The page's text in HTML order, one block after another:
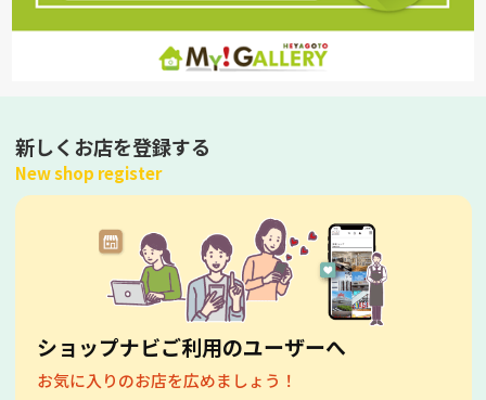
新しくお店を登録する
New shop register
ショップナビご利用のユーザーへ
お気に入りのお店を広めましょう！